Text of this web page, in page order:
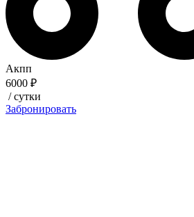
Акпп
6000 ₽
/ сутки
Забронировать